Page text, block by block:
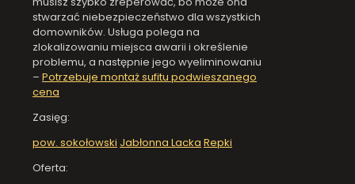
stwarzać niebezpieczeństwo dla wszystkich
domowników. Usługa polega na
zlokalizowaniu miejsca awarii i określenie
problemu, a następnie jego wyeliminowaniu
– Potrzebuje montaż sufitu podwieszanego
cena
Zasięg:
pow. sokołowski Jabłonna Lacka Repki
Oferta: